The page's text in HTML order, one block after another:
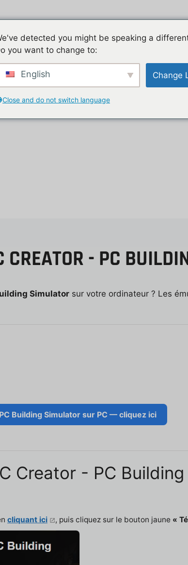
Les jeux
CREATOR - PC
Simulator sur votre ordinateur ? Les
Building Simulator sur PC — cliquez ici
Creator - PC
cliquant ici , puis cliquez sur le bouton jaune «
detected you might be speaking a
you want to change to:
English Change
Close and do not switch language